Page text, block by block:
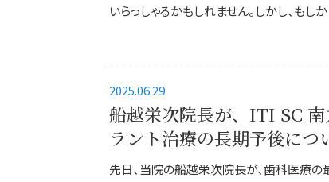
いらっしゃるかもしれません。しかし、もし
2025.06.29
船越栄次院長が、ITI SC
ラント治療の長期予後につ
先日、当院の船越栄次院長が、歯科医療